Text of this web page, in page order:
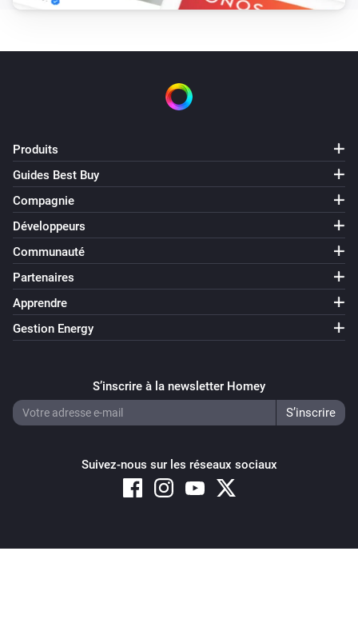
Produits
Guides Best Buy
Compagnie
Développeurs
Communauté
Partenaires
Apprendre
Gestion Energy
S’inscrire à la newsletter Homey
Suivez-nous sur les réseaux sociaux